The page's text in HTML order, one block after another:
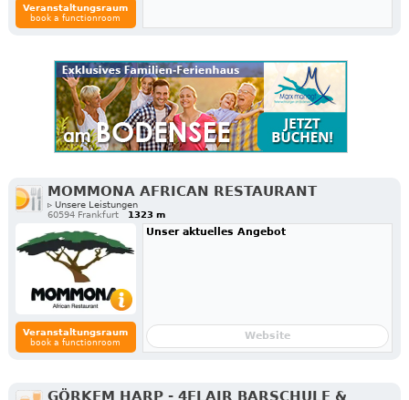
Veranstaltungsraum
book a functionroom
MOMMONA AFRICAN RESTAURANT
▹ Unsere Leistungen
60594 Frankfurt
1323 m
Veranstaltungsraum
book a functionroom
Unser aktuelles Angebot
Website
GÖRKEM HARP - 4FLAIR BARSCHULE &